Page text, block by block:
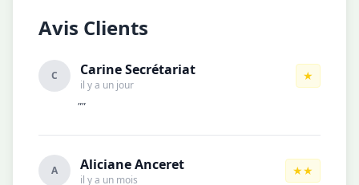
Avis Clients
C Carine Secrétariat
il y a un jour
★
""
A Aliciane Anceret
il y a un mois
★★